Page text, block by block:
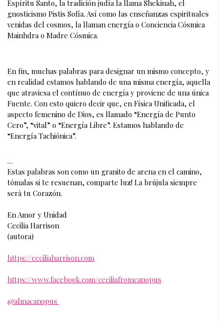
Espíritu Santo, la tradición judía la llama Shekinah, el
gnosticismo Pistis Sofía. Así como las enseñanzas espirituales
venidas del cosmos, la llaman energía o Conciencia Cósmica
Mainhdra o Madre Cósmica.
En fin, muchas palabras para designar un mismo concepto, y
en realidad estamos hablando de una misma energía, aquella
que atraviesa el contínuo de energía y proviene de una única
Fuente. Con esto quiero decir que, en Física Unificada, el
aspecto femenino de Dios, es llamado “Energía de Punto
Cero”, “vital” o “Energía Libre”. Estamos hablando de
“Energía Tachiónica”.
…
Estas palabras son como un granito de arena en el camino,
tómalas si te resuenan, comparte luz! La brújula siempre
será tu Corazón.
En Amor y Unidad
Cecilia Harrison
(autora)
https://ceciliaharrison.com
https://www.facebook.com/ceciliafromcanopus
@almacanopus